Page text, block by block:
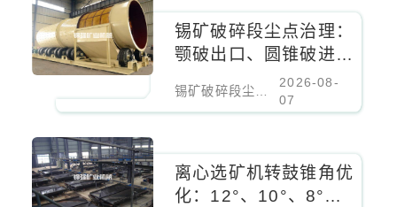
锡矿破碎段尘点治理：
颚破出口、圆锥破进料
口、振动筛密闭负压除
尘
2026-08-
07
离心选矿机转鼓锥角优
化：12°、10°、8°对